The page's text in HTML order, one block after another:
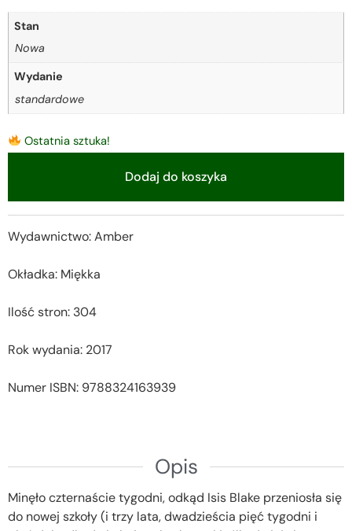
Stan
Nowa
Wydanie
standardowe
Ostatnia sztuka!
Dodaj do koszyka
Wydawnictwo: Amber
Okładka: Miękka
Ilość stron: 304
Rok wydania: 2017
Numer ISBN: 9788324163939
Opis
Minęło czternaście tygodni, odkąd Isis Blake przeniosła się
do nowej szkoły (i trzy lata, dwadzieścia pięć tygodni i